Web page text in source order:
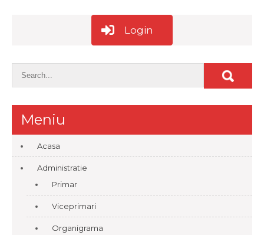
Login
Meniu
Acasa
Administratie
Primar
Viceprimari
Organigrama